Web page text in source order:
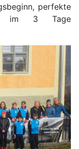
perfekte
im 3 Tage